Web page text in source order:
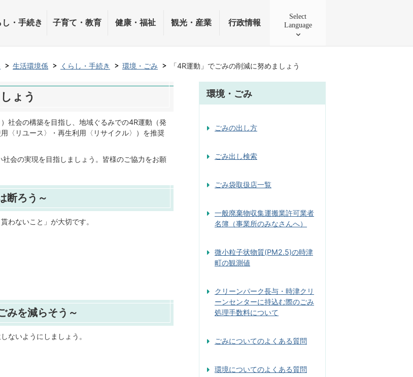
し・手続き 子育て・教育 健康・福祉 観光・産業 行政情報
Select
Language
生活環境係 くらし・手続き 環境・ごみ 「4R運動」でごみの削減に努めましょう
ょう
社会の構築を目指し、地域ぐるみでの4R運動（発
〈リユース〉・再生利用〈リサイクル〉）を推奨
会の実現を目指しましょう。皆様のご協力をお願
断ろう～
わないこと」が大切です。
みを減らそう～
ないようにしましょう。
環境・ごみ
ごみの出し方
ごみ出し検索
ごみ袋取扱店一覧
一般廃棄物収集運搬業許可業者
名簿（事業所のみなさんへ）
微小粒子状物質(PM2.5)の時津
町の観測値
クリーンパーク長与・時津クリ
ーンセンターに持込む際のごみ
処理手数料について
ごみについてのよくある質問
環境についてのよくある質問